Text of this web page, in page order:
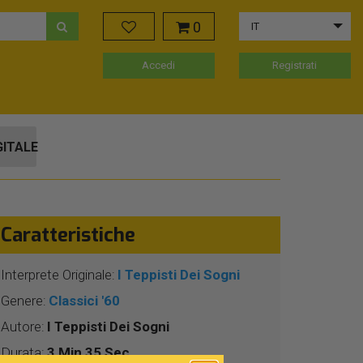
0 IT
Accedi Registrati
Caratteristiche
Interprete Originale: I Teppisti Dei Sogni
Genere: Classici '60
Autore: I Teppisti Dei Sogni
Durata:3 Min 35 Sec